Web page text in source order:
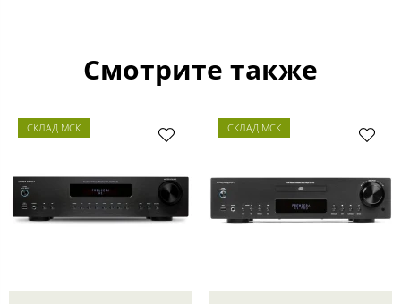
Смотрите также
СКЛАД МСК СКЛАД МСК